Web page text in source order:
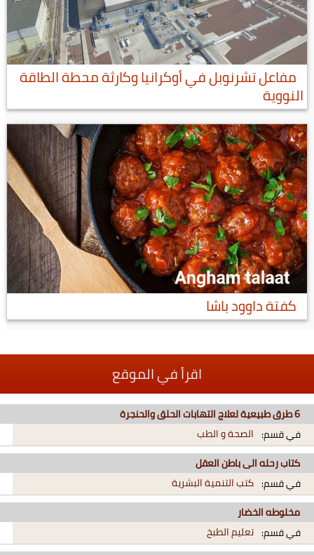
مفاعل تشرنوبل في أوكرانيا وكارثة محطة الطاقة
النووية
كفتة داوود باشا
اقرأ في الموقع
6 طرق طبيعية لعلاج التهابات الحلق والحنجرة
في قسم: الصحة و الطب
كتاب رحله الى باطن العقل
في قسم: كتب التنمية البشرية
مخلوطه الخضار
في قسم: تعليم الطبخ